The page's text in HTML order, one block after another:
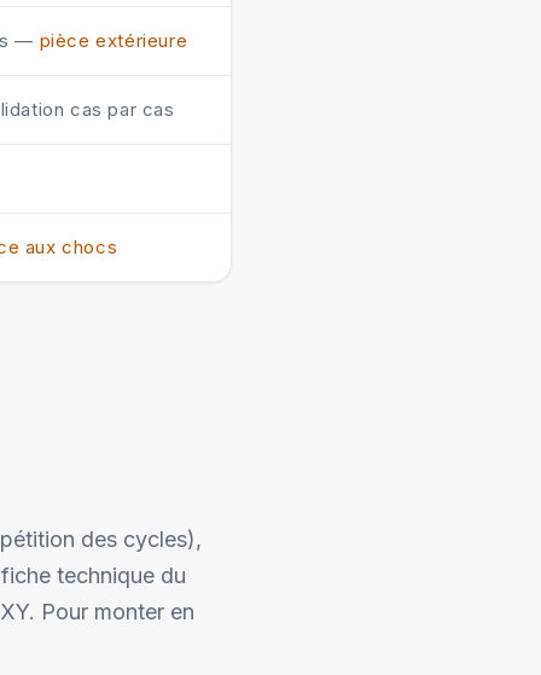
— pièce extérieure
cas par cas
aux chocs
des cycles),
technique du
Pour monter en